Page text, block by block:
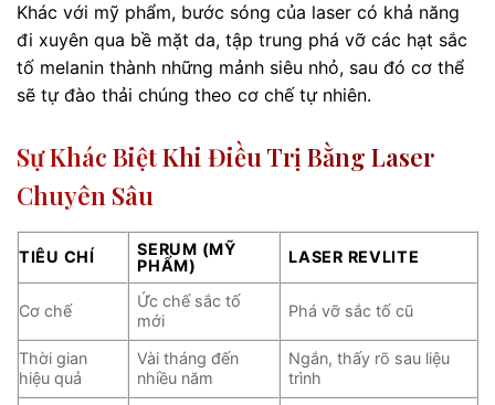
Khác với mỹ phẩm, bước sóng của laser có khả năng
đi xuyên qua bề mặt da, tập trung phá vỡ các hạt sắc
tố melanin thành những mảnh siêu nhỏ, sau đó cơ thể
sẽ tự đào thải chúng theo cơ chế tự nhiên.
Sự Khác Biệt Khi Điều Trị Bằng Laser
Chuyên Sâu
TIÊU CHÍ
SERUM (MỸ
PHẨM)
LASER REVLITE
Cơ chế
Ức chế sắc tố
mới
Phá vỡ sắc tố cũ
Thời gian
hiệu quả
Vài tháng đến
nhiều năm
Ngắn, thấy rõ sau liệu
trình